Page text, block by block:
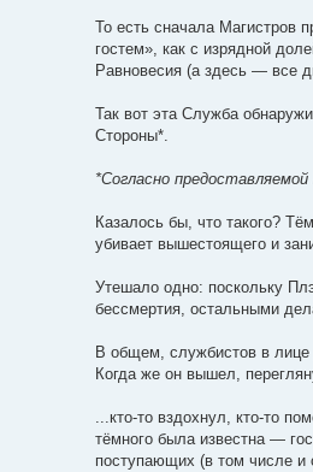
То есть сначала Магистров
гостем», как с изрядной
Равновесия (а здесь — все
Так вот эта Служба
Стороны*.
*Согласно
Казалось бы, что такого?
убивает вышестоящего и
Утешало одно: поскольку
бессмертия, остальными
В общем, службистов в лице
Когда же он вышел,
...кто-то вздохнул, кто-то
тёмного была известна —
поступающих (в том числе